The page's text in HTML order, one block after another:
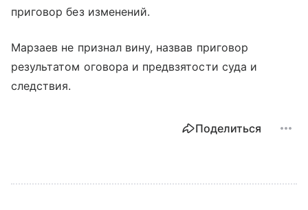
приговор без изменений.
Марзаев не признал вину, назвав приговор
результатом оговора и предвзятости суда и
следствия.
Поделиться